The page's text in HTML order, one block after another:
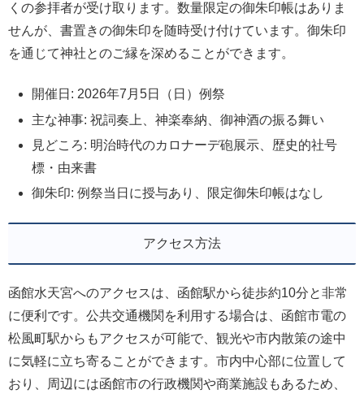
くの参拝者が受け取ります。数量限定の御朱印帳はありま
せんが、書置きの御朱印を随時受け付けています。御朱印
を通じて神社とのご縁を深めることができます。
開催日: 2026年7月5日（日）例祭
主な神事: 祝詞奏上、神楽奉納、御神酒の振る舞い
見どころ: 明治時代のカロナーデ砲展示、歴史的社号
標・由来書
御朱印: 例祭当日に授与あり、限定御朱印帳はなし
アクセス方法
函館水天宮へのアクセスは、函館駅から徒歩約10分と非常
に便利です。公共交通機関を利用する場合は、函館市電の
松風町駅からもアクセスが可能で、観光や市内散策の途中
に気軽に立ち寄ることができます。市内中心部に位置して
おり、周辺には函館市の行政機関や商業施設もあるため、